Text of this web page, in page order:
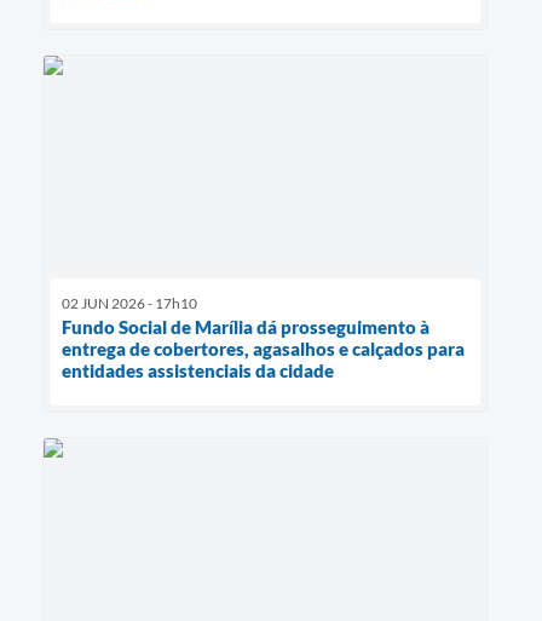
02 JUN 2026 - 17h10
Fundo Social de Marília dá prosseguimento à
entrega de cobertores, agasalhos e calçados para
entidades assistenciais da cidade